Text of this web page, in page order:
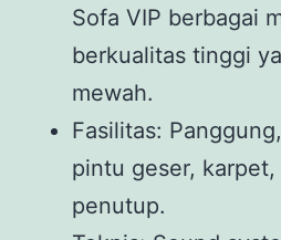
Sofa VIP berbagai
berkualitas tinggi
mewah.
Fasilitas:
pintu geser,
penutup.